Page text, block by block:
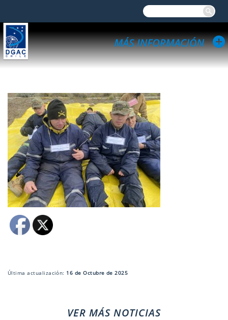
Última actualización: 16 de Octubre de 2025
VER MÁS NOTICIAS